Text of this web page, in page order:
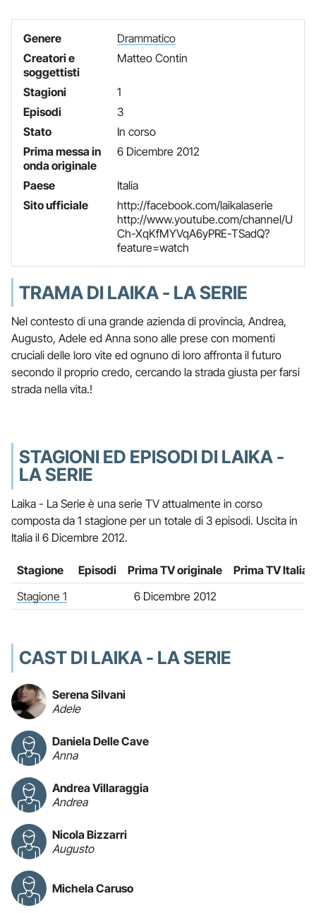
Genere
Drammatico
Creatori e
soggettisti
Matteo Contin
Stagioni
1
Episodi
3
Stato
In corso
Prima messa in
onda originale
6 Dicembre 2012
Paese
Italia
Sito ufficiale
http://facebook.com/laikalaserie
http://www.youtube.com/channel/U
Ch-XqKfMYVqA6yPRE-TSadQ?
feature=watch
TRAMA DI LAIKA - LA SERIE
Nel contesto di una grande azienda di provincia, Andrea,
Augusto, Adele ed Anna sono alle prese con momenti
cruciali delle loro vite ed ognuno di loro affronta il futuro
secondo il proprio credo, cercando la strada giusta per farsi
strada nella vita.!
STAGIONI ED EPISODI DI LAIKA -
LA SERIE
Laika - La Serie è una serie TV attualmente in corso
composta da 1 stagione per un totale di 3 episodi. Uscita in
Italia il 6 Dicembre 2012.
Stagione Episodi Prima TV originale
Prima TV Italia
Stagione 1
6 Dicembre 2012
CAST DI LAIKA - LA SERIE
Serena Silvani
Adele
Daniela Delle Cave
Anna
Andrea Villaraggia
Andrea
Nicola Bizzarri
Augusto
Michela Caruso